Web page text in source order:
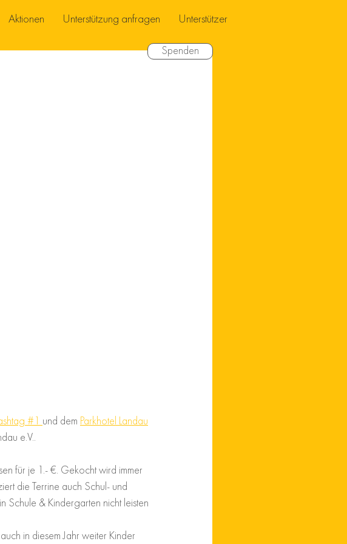
Aktionen Unterstützung anfragen Unterstützer
Spenden
#1 und dem Parkhotel Landau
e.V..
für je 1.- €. Gekocht wird immer
die Terrine auch Schul- und
Schule & Kindergarten nicht leisten
in diesem Jahr weiter Kinder